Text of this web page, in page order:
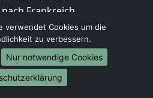
Frankreich
nach Griechenland
nach Italien
Liechtenstein
nach Luxemburg
Niederlande
verwendet Cookies um die
zu verbessern.
Nur notwendige Cookies